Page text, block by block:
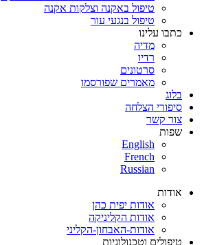
טיפול באקנה וצלקות אקנה
טיפול בנגעי עור
כתבו עלינו
מדיה
רדיו
סרטונים
מאמרים שפורסמו
בלוג
סיפורי הצלחה
צור קשר
שפות
English
French
Russian
אודות
אודות יפית כהן
אודות הקליניקה
אודות-האבחון-הקליני
טיפולים וטכנולוגיות